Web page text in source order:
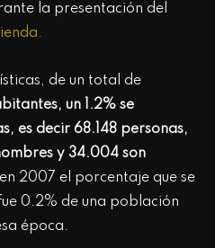
la presentación del
de un total de
un 1.2% se
es decir 68.148 personas,
y 34.004 son
2007 el porcentaje que se
0.2% de una población
época.